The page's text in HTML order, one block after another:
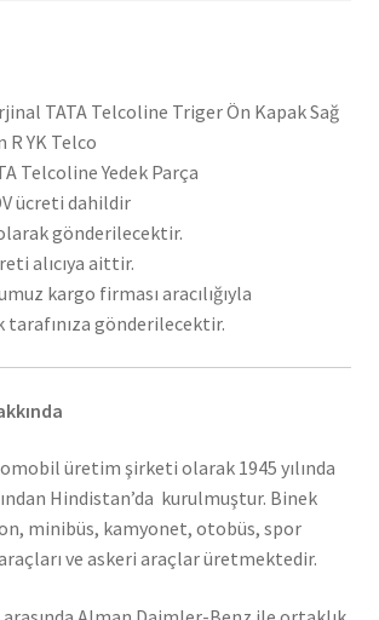
TATA Telcoline Triger Ön Kapak Sağ
R YK Telco
Telcoline Yedek Parça
ücreti dahildir
gönderilecektir.
alıcıya aittir.
kargo firması aracılığıyla
tarafınıza gönderilecektir.
üretim şirketi olarak 1945 yılında
Hindistan’da kurulmuştur. Binek
minibüs, kamyonet, otobüs, spor
ve askeri araçlar üretmektedir.